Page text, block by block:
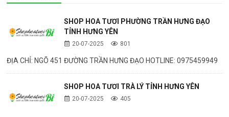
SHOP HOA TƯƠI PHƯỜNG TRẦN HƯNG ĐẠO
TỈNH HƯNG YÊN
20-07-2025 801
ĐỊA CHỈ: NGÕ 451 ĐƯỜNG TRẦN HƯNG ĐẠO HOTLINE: 0975459949
SHOP HOA TƯƠI TRÀ LÝ TỈNH HƯNG YÊN
20-07-2025 405